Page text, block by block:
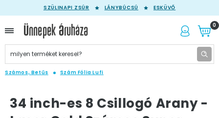
SZÜLINAPI ZSÚR LÁNYBÚCSÚ ESKÜVŐ
0
Számos, Betűs Szám Fólia Lufi
34 inch-es 8 Csillogó Arany -